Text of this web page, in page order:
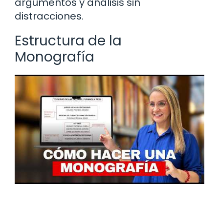
distracciones.
Estructura de la
Monografía